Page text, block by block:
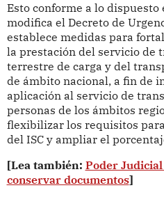
Esto conforme a lo dispuesto
modifica el Decreto de
establece medidas para
la prestación del servicio de
terrestre de carga y del
de ámbito nacional, a fin de
aplicación al servicio de
personas de los ámbitos
flexibilizar los requisitos
del ISC y ampliar el
[Lea también: Poder
conservar documentos]